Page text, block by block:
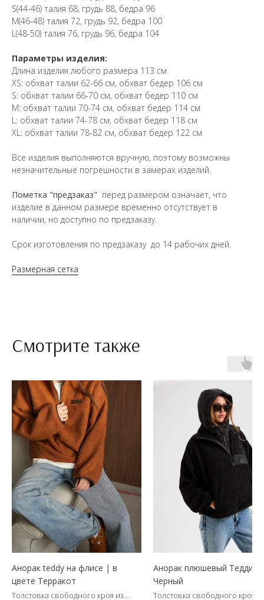
S(44-46) талия 68, грудь 88, бедра 96
M(46-48) талия 72, грудь 92, бедра 100
L(48-50) талия 76, грудь 96, бедра 104
Параметры изделия:
Длина изделия любого размера 113 см
XS: обхват талии 62-66 см, обхват бедер 106 см
S: обхват талии 66-70 см, обхват бедер 110 см
М: обхват талии 70-74 см, обхват бедер 114 см
L: обхват талии 74-78 см, обхват бедер 118 см
XL: обхват талии 78-82 см, обхват бедер 122 см
Все изделия выполняются вручную, поэтому возможны
незначительные погрешности в замерах изделий.
Пометка "предзаказ" перед размером означает, что
изделие в данном размере временно отсутствует в
наличии, но доступно по предзаказу.
Срок изготовления по предзаказу до 14 рабочих дней.
Размерная сетка
Смотрите также
Анорак teddy на флисе | в
цвете Терракот
Толстовка свободного кроя из
Анорак плюшевый Тедди |
Черный
Толстовка свободного кроя